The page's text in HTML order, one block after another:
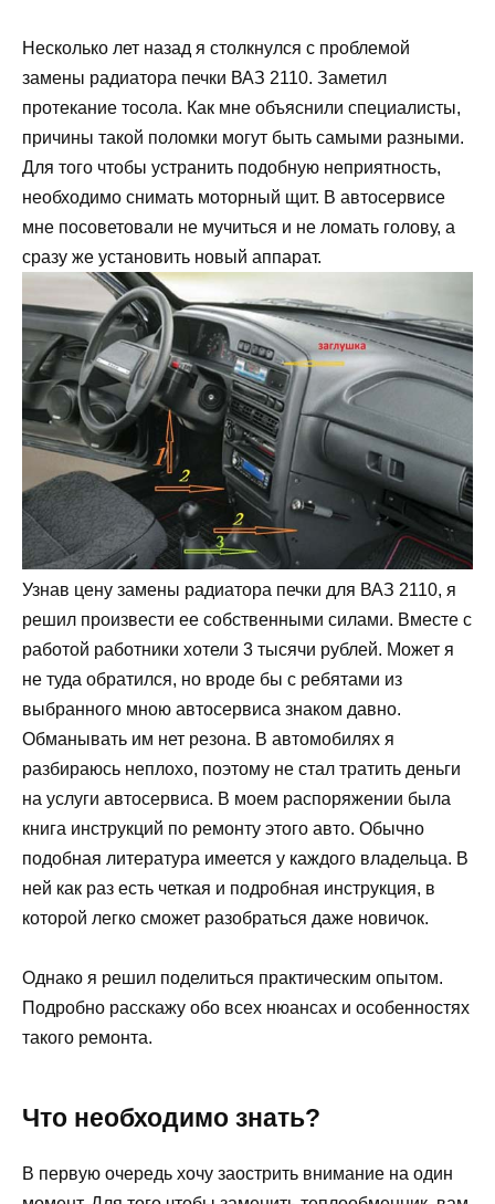
Несколько лет назад я столкнулся с проблемой
замены радиатора печки ВАЗ 2110. Заметил
протекание тосола. Как мне объяснили специалисты,
причины такой поломки могут быть самыми разными.
Для того чтобы устранить подобную неприятность,
необходимо снимать моторный щит. В автосервисе
мне посоветовали не мучиться и не ломать голову, а
сразу же установить новый аппарат.
Узнав цену замены радиатора печки для ВАЗ 2110, я
решил произвести ее собственными силами. Вместе с
работой работники хотели 3 тысячи рублей. Может я
не туда обратился, но вроде бы с ребятами из
выбранного мною автосервиса знаком давно.
Обманывать им нет резона. В автомобилях я
разбираюсь неплохо, поэтому не стал тратить деньги
на услуги автосервиса. В моем распоряжении была
книга инструкций по ремонту этого авто. Обычно
подобная литература имеется у каждого владельца. В
ней как раз есть четкая и подробная инструкция, в
которой легко сможет разобраться даже новичок.
Однако я решил поделиться практическим опытом.
Подробно расскажу обо всех нюансах и особенностях
такого ремонта.
Что необходимо знать?
В первую очередь хочу заострить внимание на один